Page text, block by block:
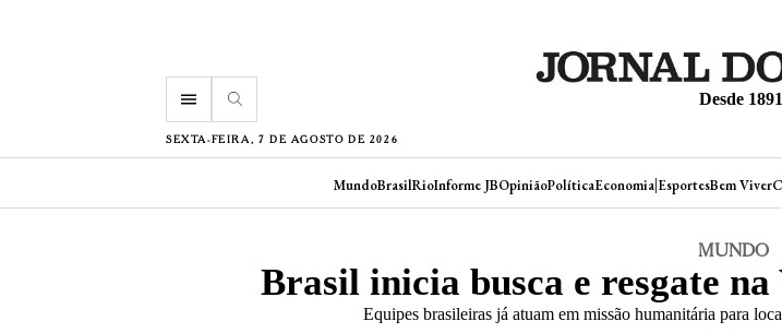
menu Desde 1891
SEXTA-FEIRA, 7 DE AGOSTO DE 2026
MundoBrasilRioInforme JBOpiniãoPolíticaEconomia|EsportesBem Viver
MUNDO
Brasil inicia busca e resgate
Equipes brasileiras já atuam em missão humanitária para